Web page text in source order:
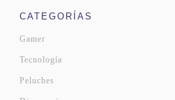
CATEGORÍAS
Gamer
Tecnología
Peluches